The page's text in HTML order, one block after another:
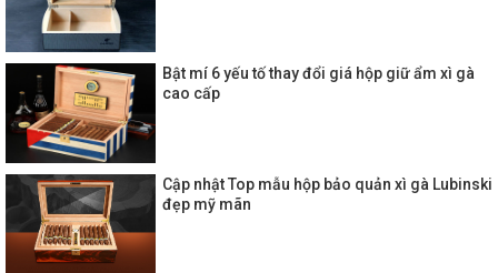
Bật mí 6 yếu tố thay đổi giá hộp giữ ẩm xì gà
cao cấp
Cập nhật Top mẫu hộp bảo quản xì gà Lubinski
đẹp mỹ mãn